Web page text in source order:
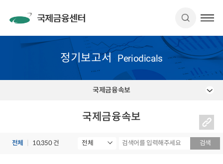
정기보고서 Periodicals
국제금융속보
국제금융속보
전체 10,350 건 검색